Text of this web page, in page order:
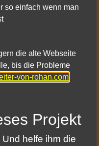
II Vinyarion 65.7S -
oben
65.7S - 17.9W
eine Email
so einfach wenn man
die alte Webseite
bis die Probleme
von-rohan.com
Projekt
Und helfe ihm die